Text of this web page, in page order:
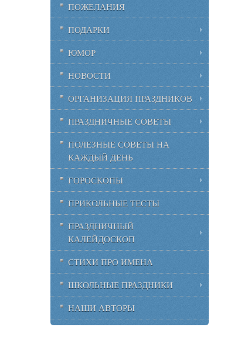
ПОЖЕЛАНИЯ
ПОДАРКИ
ЮМОР
НОВОСТИ
ОРГАНИЗАЦИЯ ПРАЗДНИКОВ
ПРАЗДНИЧНЫЕ СОВЕТЫ
ПОЛЕЗНЫЕ СОВЕТЫ НА
КАЖДЫЙ ДЕНЬ
ГОРОСКОПЫ
ПРИКОЛЬНЫЕ ТЕСТЫ
ПРАЗДНИЧНЫЙ
КАЛЕЙДОСКОП
СТИХИ ПРО ИМЕНА
ШКОЛЬНЫЕ ПРАЗДНИКИ
НАШИ АВТОРЫ